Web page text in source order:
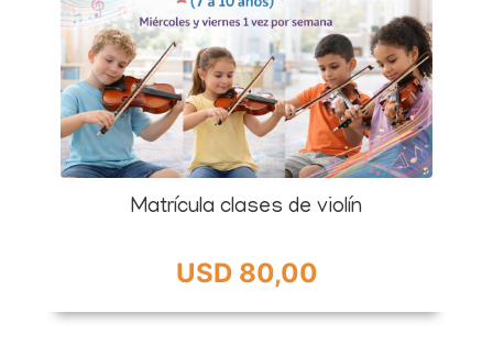
Matrícula clases de violín
USD 80,00